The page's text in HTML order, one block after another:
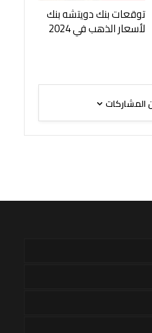
توقعات بنك دويتشه بنك
لأسعار الذهب في 2024
المشاركات